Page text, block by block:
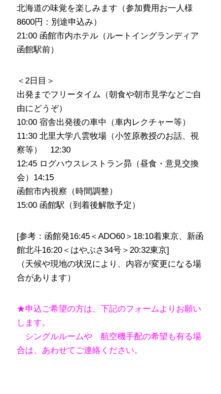
北海道の味覚を楽しみます（参加費用お一人様
8600円：別途申込み）
21:00 函館市内ホテル（ルートイングランディア
函館駅前）
＜2日目＞
出発までフリータイム（朝食や朝市見学などご自
由にどうぞ）
10:00 宿舎出発後の車中（車内レクチャー等）
11:30 北里大学八雲牧場（小笠原教授のお話、視
察等） 12:30
12:45 ログハウスレストラン昴（昼食・意見交換
会）14:15
函館市内視察（時間調整）
15:00 函館駅（到着後解散予定）
[参考：函館発16:45＜ADO60＞18:10着東京、新函
館北斗16:20＜はやぶさ34号＞20:32東京]
（天候や現地の状況により、内容が変更になる場
合があります）
★申込ご希望の方は、下記のフォームよりお願い
します。
シングルルームや 航空機手配の希望も有る場
合は、あわせてご連絡ください。